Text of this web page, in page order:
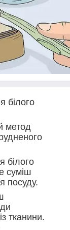
білого
метод
білого
суміш
посуду.
тканини.